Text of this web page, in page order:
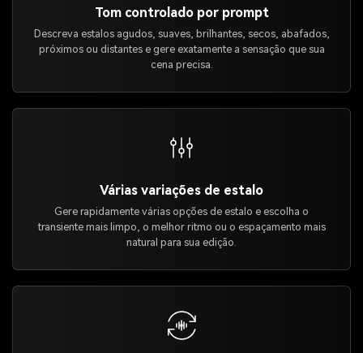
Tom controlado por prompt
Descreva estalos agudos, suaves, brilhantes, secos, abafados,
próximos ou distantes e gere exatamente a sensação que sua
cena precisa.
Várias variações de estalo
Gere rapidamente várias opções de estalo e escolha o
transiente mais limpo, o melhor ritmo ou o espaçamento mais
natural para sua edição.